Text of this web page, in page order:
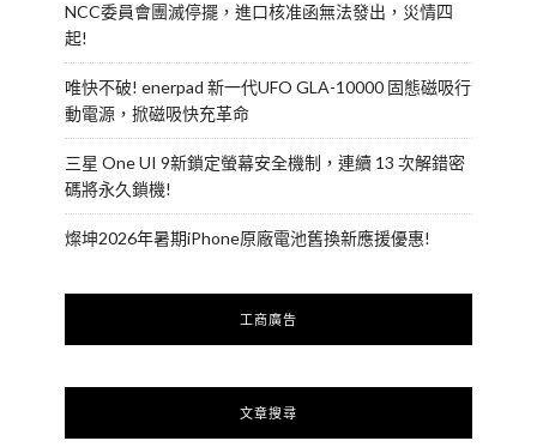
NCC委員會團滅停擺，進口核准函無法發出，災情四
起!
唯快不破! enerpad 新一代UFO GLA-10000 固態磁吸行
動電源，掀磁吸快充革命
三星 One UI 9新鎖定螢幕安全機制，連續 13 次解錯密
碼將永久鎖機!
燦坤2026年暑期iPhone原廠電池舊換新應援優惠!
工商廣告
文章搜尋